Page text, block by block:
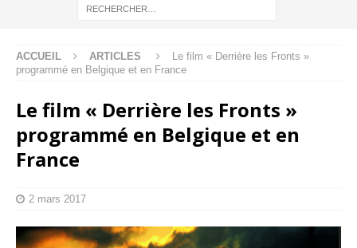
ACCUEIL ARTICLES
Le film « Derrière les Fronts »
programmé en Belgique et en France
Le film « Derrière les Fronts »
programmé en Belgique et en
France
2 mars 2017